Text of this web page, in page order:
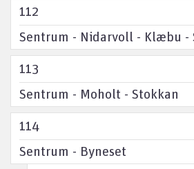
112
Sentrum - Nidarvoll - Klæbu -
113
Sentrum - Moholt - Stokkan
114
Sentrum - Byneset